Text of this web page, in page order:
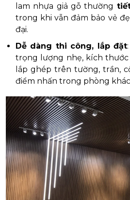
lam nhựa giả gỗ thường
trong khi vẫn đảm bảo vẻ
đại.
Dễ dàng thi công, lắp đặt
trọng lượng nhẹ, kích
lắp ghép trên tường, trần,
điểm nhấn trong phòng